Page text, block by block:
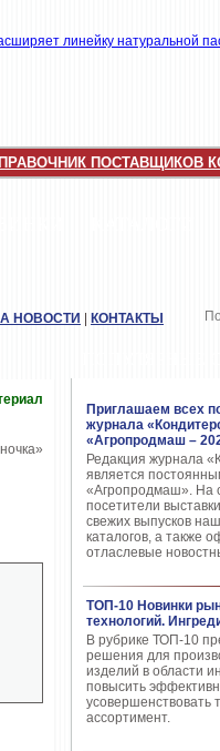
ПОСТАВЩИКОВ
Приглашаем всех
журнала
«Агропродмаш –
Редакция журнала
является
«Агропродмаш». На
посетители
свежих выпусков
каталогов, а также
отласлевые
ТОП-10 Новинки
технологий.
В рубрике ТОП-10
решения для
изделий в области
повысить
усовершенствовать
ассортимент.
НОВОСТИ КОНТАКТЫ